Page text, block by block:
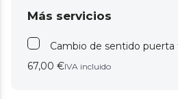
Más servicios
Cambio de sentido puerta
67,00 €IVA incluido